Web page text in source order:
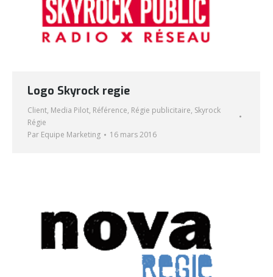
Logo Skyrock regie
Client, Media Pilot, Référence, Régie publicitaire, Skyrock
Régie
Par Equipe Marketing 16 mars 2016